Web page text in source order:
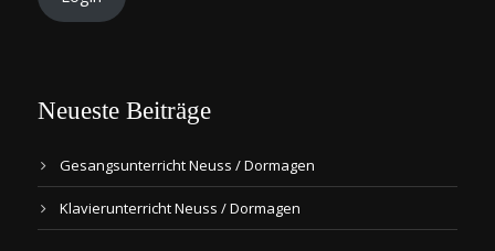
Neueste Beiträge
Gesangsunterricht Neuss / Dormagen
Klavierunterricht Neuss / Dormagen